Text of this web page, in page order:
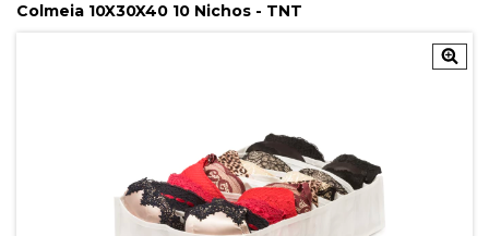
Colmeia 10X30X40 10 Nichos - TNT